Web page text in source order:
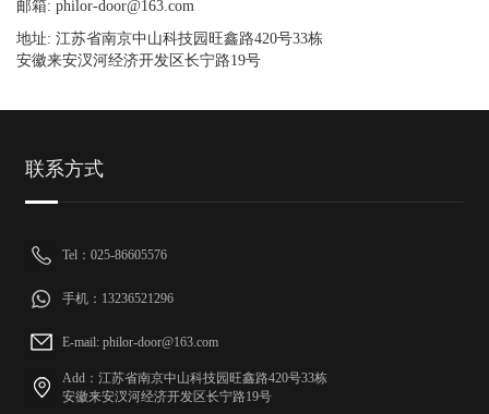
邮箱: philor-door@163.com
地址: 江苏省南京中山科技园旺鑫路420号33栋
安徽来安汊河经济开发区长宁路19号
联系方式
Tel：025-86605576
手机：13236521296
E-mail: philor-door@163.com
Add：江苏省南京中山科技园旺鑫路420号33栋
安徽来安汊河经济开发区长宁路19号